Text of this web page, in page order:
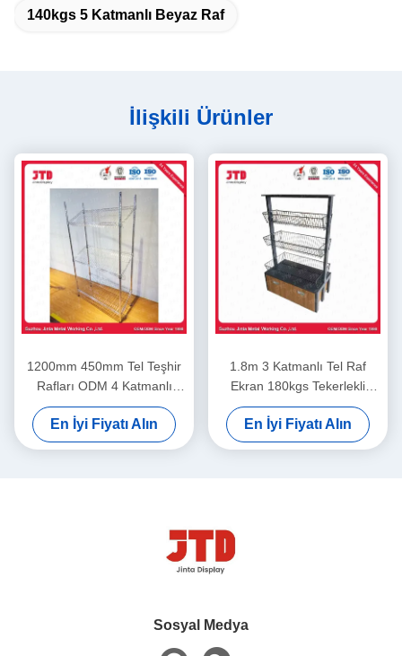
140kgs 5 Katmanlı Beyaz Raf
İlişkili Ürünler
1200mm 450mm Tel Teşhir
Rafları ODM 4 Katmanlı
Paslanmaz Çelik Raf
En İyi Fiyatı Alın
1.8m 3 Katmanlı Tel Raf
Ekran 180kgs Tekerlekli
Siyah Tel Raf
En İyi Fiyatı Alın
Sosyal Medya